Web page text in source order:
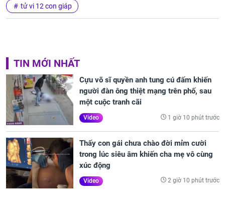
tử vi 12 con giáp
TIN MỚI NHẤT
Cựu võ sĩ quyền anh tung cú đấm khiến
người đàn ông thiệt mạng trên phố, sau
một cuộc tranh cãi
Video 1 giờ 10 phút trước
Thấy con gái chưa chào đời mỉm cười
trong lúc siêu âm khiến cha mẹ vô cùng
xúc động
Video 2 giờ 10 phút trước